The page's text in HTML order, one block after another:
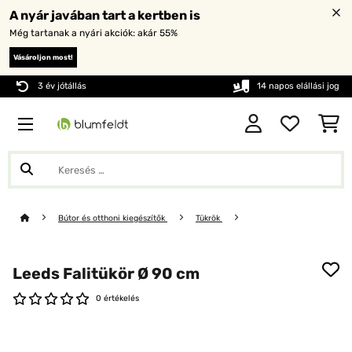
A nyár javában tart a kertben is
Még tartanak a nyári akciók: akár 55%
Vásároljon most!
3 év jótállás 14 napos elállási jog
Bútor és otthoni kiegészítők Tükrök
Leeds Falitükör Ø 90 cm
0 értékelés